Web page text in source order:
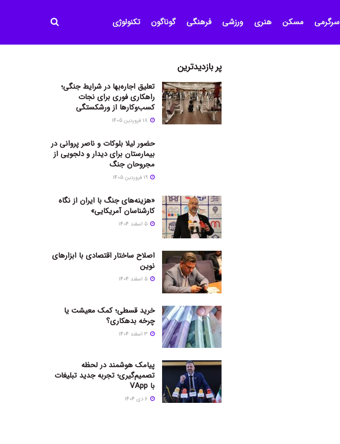
سرگرمی مسکن هنری ورزشی فرهنگی گوناگون تکنولوژی
پر بازدیدترین
تعلیق اجاره‌بها در شرایط جنگی؛
راهکاری فوری برای نجات
کسب‌وکارها از ورشکستگی
حضور لیلا بلوکات و ناصر پروانی در
بیمارستان برای دیدار و دلجویی از
مجروحان جنگ
«هزینه‌های جنگ با ایران از نگاه
کارشناسان آمریکایی»
اصلاح ساختار اقتصادی با ابزارهای
نوین
خرید قسطی؛ کمک معیشت یا
چرخه بدهکاری؟
پیامک هوشمند در لحظه
تصمیم‌گیری؛ تجربه جدید تبلیغات
با VApp